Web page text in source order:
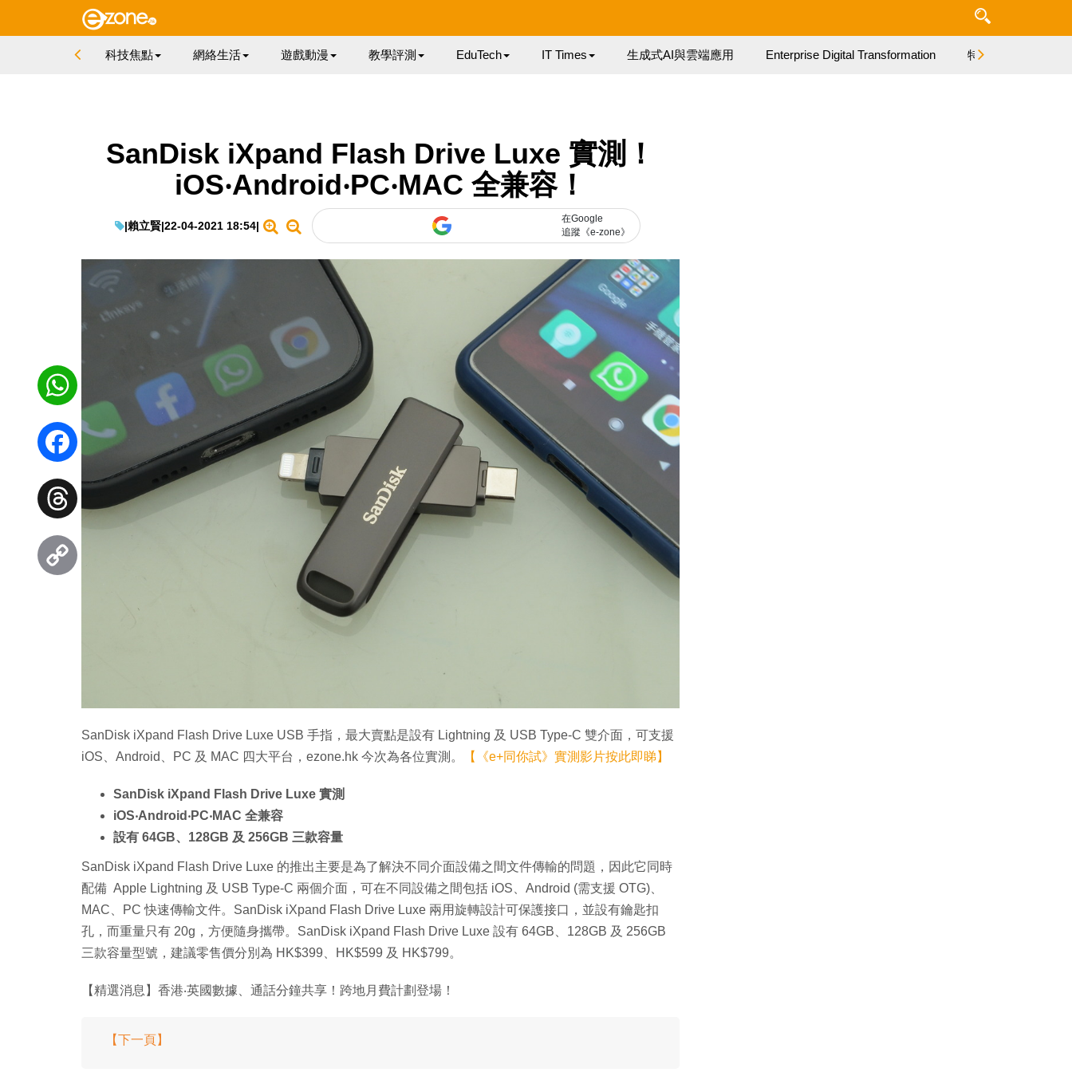
科技焦點 網絡生活 遊戲動漫 教學評測 EduTech IT Times 生成式AI與雲端應用 Enterprise Digital Transformation 特集
SanDisk iXpand Flash Drive Luxe 實測！
iOS‧Android‧PC‧MAC 全兼容！
|賴立賢|22-04-2021 18:54|
在Google
追蹤《e-zone》
SanDisk iXpand Flash Drive Luxe USB 手指，最大賣點是設有 Lightning 及 USB Type-C 雙介面，可支援
iOS、Android、PC 及 MAC 四大平台，ezone.hk 今次為各位實測。
【《e+同你試》實測影片按此即睇】
SanDisk iXpand Flash Drive Luxe 實測
iOS‧Android‧PC‧MAC 全兼容
設有 64GB、128GB 及 256GB 三款容量
SanDisk iXpand Flash Drive Luxe 的推出主要是為了解決不同介面設備之間文件傳輸的問題，因此它同時
配備 Apple Lightning 及 USB Type-C 兩個介面，可在不同設備之間包括 iOS、Android (需支援 OTG)、
MAC、PC 快速傳輸文件。SanDisk iXpand Flash Drive Luxe 兩用旋轉設計可保護接口，並設有鑰匙扣
孔，而重量只有 20g，方便隨身攜帶。SanDisk iXpand Flash Drive Luxe 設有 64GB、128GB 及 256GB
三款容量型號，建議零售價分別為 HK$399、HK$599 及 HK$799。
【精選消息】香港‧英國數據、通話分鐘共享！跨地月費計劃登場！
【下一頁】
WhatsApp
Facebook
Threads